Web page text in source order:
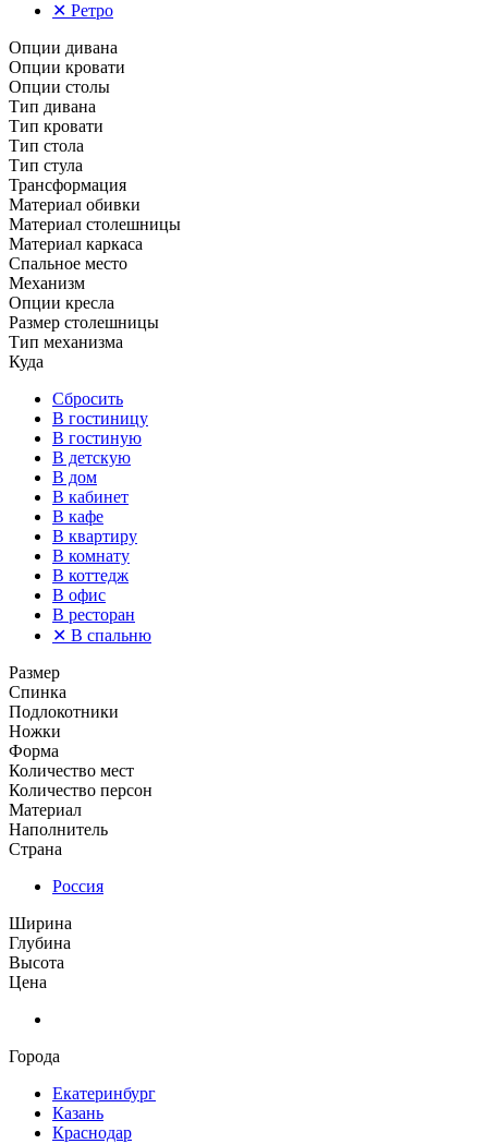
✕ Ретро
Опции дивана
Опции кровати
Опции столы
Тип дивана
Тип кровати
Тип стола
Тип стула
Трансформация
Материал обивки
Материал столешницы
Материал каркаса
Спальное место
Механизм
Опции кресла
Размер столешницы
Тип механизма
Куда
Сбросить
В гостиницу
В гостиную
В детскую
В дом
В кабинет
В кафе
В квартиру
В комнату
В коттедж
В офис
В ресторан
✕ В спальню
Размер
Спинка
Подлокотники
Ножки
Форма
Количество мест
Количество персон
Материал
Наполнитель
Страна
Россия
Ширина
Глубина
Высота
Цена
Города
Екатеринбург
Казань
Краснодар